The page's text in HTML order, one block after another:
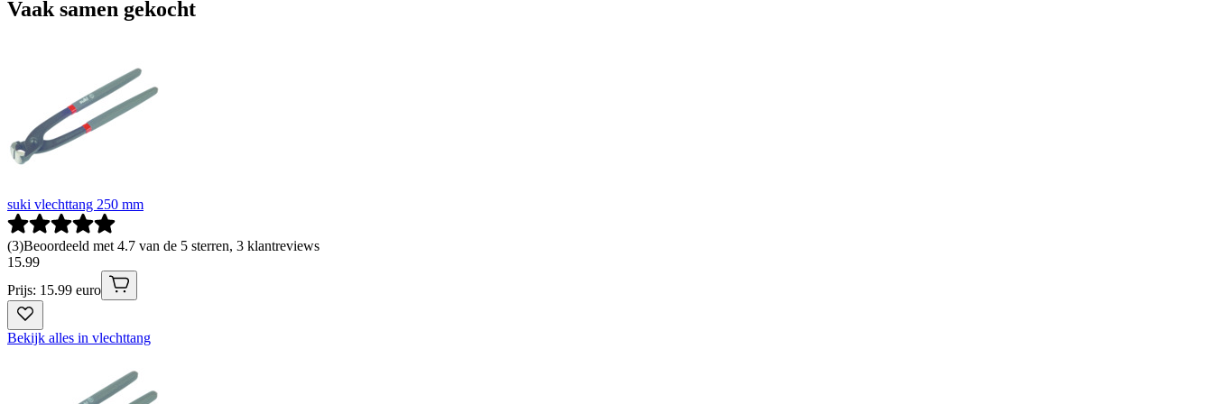
Vaak samen gekocht
suki vlechttang 250 mm
(3)Beoordeeld met 4.7 van de 5 sterren, 3 klantreviews
15.99
Prijs: 15.99 euro
Bekijk alles in vlechttang